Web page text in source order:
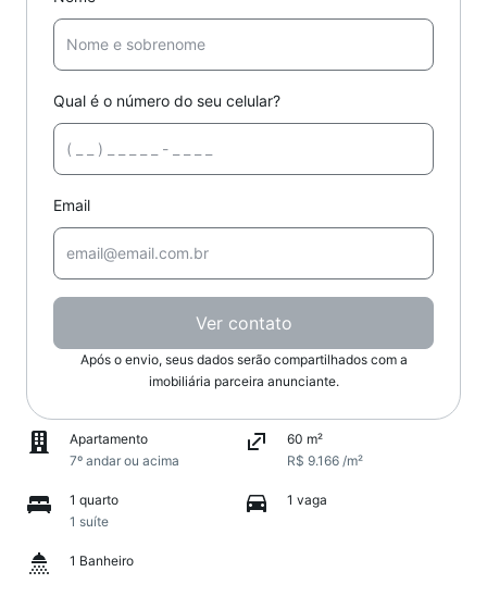
Qual é o número do seu celular?
Email
Ver contato
Após o envio, seus dados serão compartilhados com a
imobiliária parceira anunciante.
Apartamento
7º andar ou acima
60 m²
R$ 9.166 /m²
1 quarto
1 suíte
1 vaga
1 Banheiro